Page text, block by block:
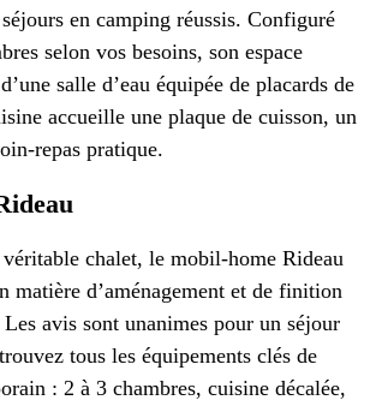
en camping réussis. Configuré
selon vos besoins, son espace
salle d’eau équipée de placards de
accueille une plaque de cuisson, un
repas pratique.
chalet, le mobil-home Rideau
matière d’aménagement et de finition
avis sont unanimes pour un séjour
tous les équipements clés de
: 2 à 3 chambres, cuisine décalée,